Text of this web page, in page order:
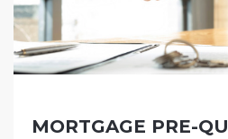
MORTGAGE PRE-